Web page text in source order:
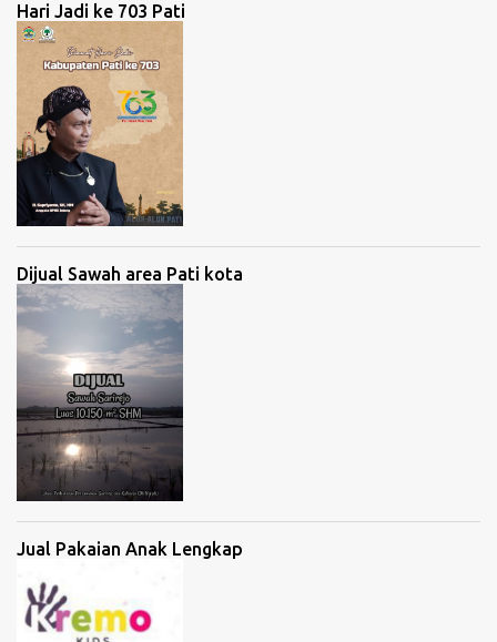
Hari Jadi ke 703 Pati
Dijual Sawah area Pati kota
Jual Pakaian Anak Lengkap